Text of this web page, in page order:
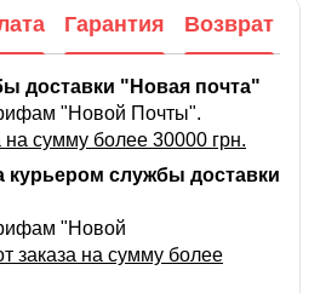
Гарантия Возврат
доставки "Новая почта"
"Новой Почты".
на сумму более 30000 грн.
курьером службы доставки
"Новой
заказа на сумму более